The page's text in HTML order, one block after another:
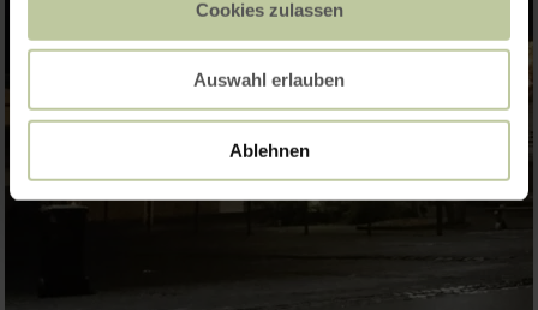
Cookies zulassen
Auswahl erlauben
Ablehnen